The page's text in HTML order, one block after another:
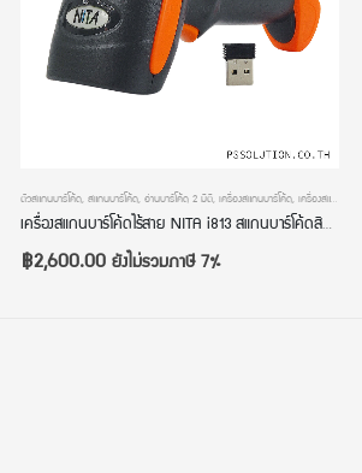
ตัวสแกนบาร์โค้ด,สแกนบาร์โค้ด,อ่านบาร์โค้ด 2 มิติ,เครื่องสแกนบาร์โค้ด,เครื่องสแกนบาร์โค้ดไร้สาย
เครื่องสแกนบาร์โค้ดไร้สาย NITA i813 สแกนบาร์โค้ดสินค้า เชื่อมต่อผ่าน USB Dongle สลับภาษาอัตโนมัติ เครื่องอ่านคิวอาร์โค้ด หัวอ่าน 2 มิติ
฿2,600.00ยังไม่รวมภาษี 7%